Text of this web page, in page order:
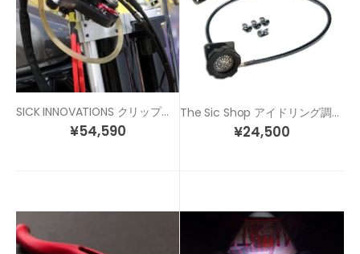
SICK INNOVATIONS クリップオン ハンドル
¥54,590
The Sic Shop アイドリング調整 アジャスター
¥24,500